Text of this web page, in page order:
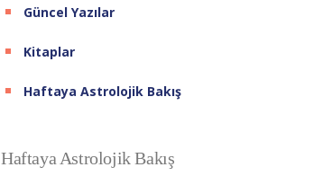
Güncel Yazılar
Kitaplar
Haftaya Astrolojik Bakış
Haftaya Astrolojik Bakış